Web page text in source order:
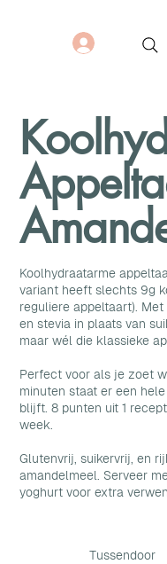
Koolhydraatarme
variant heeft slechts 9g
reguliere appeltaart).
en stevia in plaats van
maar wél die klassieke
Perfect voor als je zoet
minuten staat er een
blijft. 8 punten uit 1
week.
Glutenvrij, suikervrij, en
amandelmeel. Serveer
yoghurt voor extra
Tussendoor